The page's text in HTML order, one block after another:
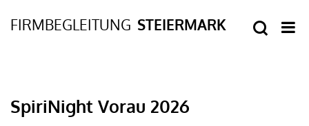
SpiriNight Vorau 2026